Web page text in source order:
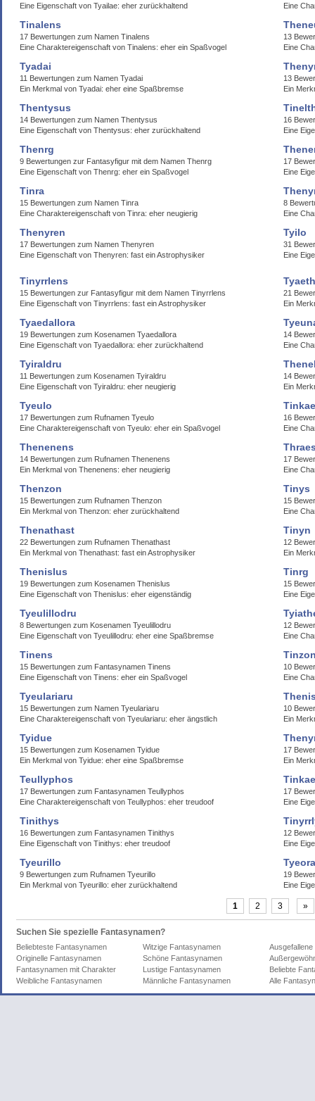
Eine Eigenschaft von Tyailae: eher zurückhaltend
Eine
Tinalens
17 Bewertungen zum Namen Tinalens
Eine Charaktereigenschaft von Tinalens: eher ein Spaßvogel
13
Eine
Tyadai
11 Bewertungen zum Namen Tyadai
Ein Merkmal von Tyadai: eher eine Spaßbremse
13
Ein
Thentysus
14 Bewertungen zum Namen Thentysus
Eine Eigenschaft von Thentysus: eher zurückhaltend
16
Eine
Thenrg
9 Bewertungen zur Fantasyfigur mit dem Namen Thenrg
Eine Eigenschaft von Thenrg: eher ein Spaßvogel
17
Eine
Tinra
15 Bewertungen zum Namen Tinra
Eine Charaktereigenschaft von Tinra: eher neugierig
8
Eine
Thenyren
17 Bewertungen zum Namen Thenyren
Eine Eigenschaft von Thenyren: fast ein Astrophysiker
Tyilo
31
Eine
Tinyrrlens
15 Bewertungen zur Fantasyfigur mit dem Namen Tinyrrlens
Eine Eigenschaft von Tinyrrlens: fast ein Astrophysiker
21
Ein
Tyaedallora
19 Bewertungen zum Kosenamen Tyaedallora
Eine Eigenschaft von Tyaedallora: eher zurückhaltend
14
Eine
Tyiraldru
11 Bewertungen zum Kosenamen Tyiraldru
Eine Eigenschaft von Tyiraldru: eher neugierig
14
Ein
Tyeulo
17 Bewertungen zum Rufnamen Tyeulo
Eine Charaktereigenschaft von Tyeulo: eher ein Spaßvogel
16
Eine
Thenenens
14 Bewertungen zum Rufnamen Thenenens
Ein Merkmal von Thenenens: eher neugierig
17
Eine
Thenzon
15 Bewertungen zum Rufnamen Thenzon
Ein Merkmal von Thenzon: eher zurückhaltend
Tinys
15
Eine
Thenathast
22 Bewertungen zum Rufnamen Thenathast
Ein Merkmal von Thenathast: fast ein Astrophysiker
Tinyn
12
Ein
Thenislus
19 Bewertungen zum Kosenamen Thenislus
Eine Eigenschaft von Thenislus: eher eigenständig
Tinrg
15
Eine
Tyeulillodru
8 Bewertungen zum Kosenamen Tyeulillodru
Eine Eigenschaft von Tyeulillodru: eher eine Spaßbremse
12
Eine
Tinens
15 Bewertungen zum Fantasynamen Tinens
Eine Eigenschaft von Tinens: eher ein Spaßvogel
10
Eine
Tyeulariaru
15 Bewertungen zum Namen Tyeulariaru
Eine Charaktereigenschaft von Tyeulariaru: eher ängstlich
10
Ein
Tyidue
15 Bewertungen zum Kosenamen Tyidue
Ein Merkmal von Tyidue: eher eine Spaßbremse
17
Ein
Teullyphos
17 Bewertungen zum Fantasynamen Teullyphos
Eine Charaktereigenschaft von Teullyphos: eher treudoof
17
Eine
Tinithys
16 Bewertungen zum Fantasynamen Tinithys
Eine Eigenschaft von Tinithys: eher treudoof
12
Eine
Tyeurillo
9 Bewertungen zum Rufnamen Tyeurillo
Ein Merkmal von Tyeurillo: eher zurückhaltend
19
Eine
1 2 3 »
Suchen Sie spezielle Fantasynamen?
Beliebteste Fantasynamen Witzige Fantasynamen
Originelle Fantasynamen
Schöne Fantasynamen
Fantasynamen mit Charakter
Lustige Fantasynamen
Beliebte
Weibliche Fantasynamen
Männliche Fantasynamen Alle